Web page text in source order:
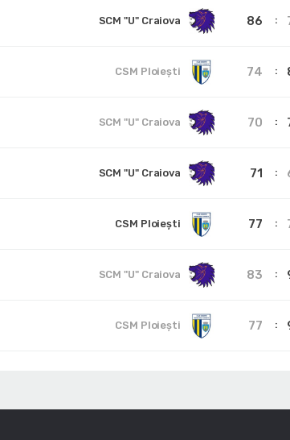
SCM "U" Craiova 86
CSM Ploiești 74
SCM "U" Craiova 70
SCM "U" Craiova 71
CSM Ploiești 77
SCM "U" Craiova 83
CSM Ploiești 77